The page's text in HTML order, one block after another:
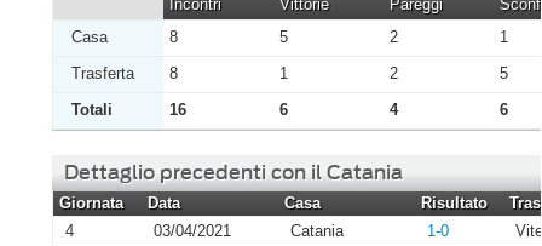
Incontri Vittorie Pareggi
Casa
8 5 2
1
Trasferta
8 1 2
5
Totali
16 6 4 6
Dettaglio precedenti con il Catania
Giornata Data Casa Risultato
4
03/04/2021 Catania 1-0